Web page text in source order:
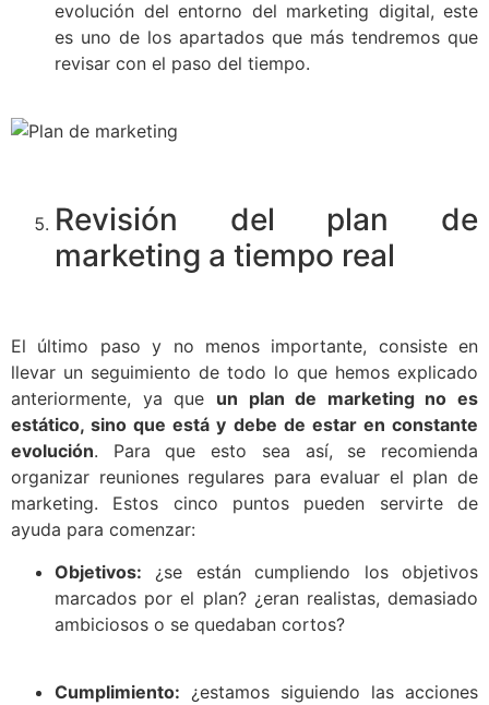
evolución del entorno del marketing digital, este
es uno de los apartados que más tendremos que
revisar con el paso del tiempo.
Revisión del plan de
marketing a tiempo real
El último paso y no menos importante, consiste en
llevar un seguimiento de todo lo que hemos explicado
anteriormente, ya que un plan de marketing no es
estático, sino que está y debe de estar en constante
evolución. Para que esto sea así, se recomienda
organizar reuniones regulares para evaluar el plan de
marketing. Estos cinco puntos pueden servirte de
ayuda para comenzar:
Objetivos: ¿se están cumpliendo los objetivos
marcados por el plan? ¿eran realistas, demasiado
ambiciosos o se quedaban cortos?
Cumplimiento: ¿estamos siguiendo las acciones